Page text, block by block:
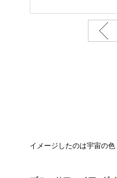
イメージしたのは宇宙の色